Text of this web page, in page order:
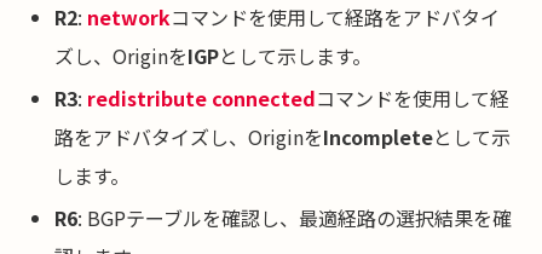
R2: networkコマンドを使用して経路をアドバタイ
ズし、OriginをIGPとして示します。
R3: redistribute connectedコマンドを使用して経
路をアドバタイズし、OriginをIncompleteとして示
します。
R6: BGPテーブルを確認し、最適経路の選択結果を確